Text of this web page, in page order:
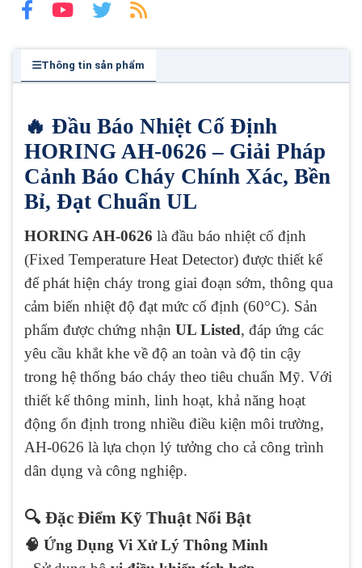
Thông tin sản phẩm
🔥 Đầu Báo Nhiệt Cố Định
HORING AH-0626 – Giải Pháp
Cảnh Báo Cháy Chính Xác, Bền
Bỉ, Đạt Chuẩn UL
HORING AH-0626 là đầu báo nhiệt cố định
(Fixed Temperature Heat Detector) được thiết kế
để phát hiện cháy trong giai đoạn sớm, thông qua
cảm biến nhiệt độ đạt mức cố định (60°C). Sản
phẩm được chứng nhận UL Listed, đáp ứng các
yêu cầu khắt khe về độ an toàn và độ tin cậy
trong hệ thống báo cháy theo tiêu chuẩn Mỹ. Với
thiết kế thông minh, linh hoạt, khả năng hoạt
động ổn định trong nhiều điều kiện môi trường,
AH-0626 là lựa chọn lý tưởng cho cả công trình
dân dụng và công nghiệp.
🔍 Đặc Điểm Kỹ Thuật Nổi Bật
🧠 Ứng Dụng Vi Xử Lý Thông Minh